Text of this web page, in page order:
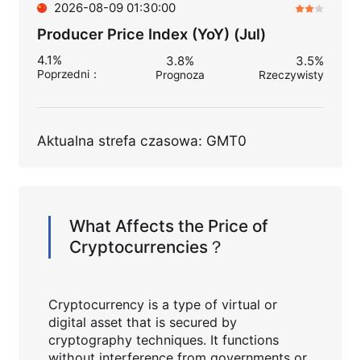
2026-08-09 01:30:00
Producer Price Index (YoY) (Jul)
4.1%
Poprzedni：
3.8%
Prognoza
3.5%
Rzeczywisty
Aktualna strefa czasowa: GMT0
What Affects the Price of
Cryptocurrencies？
Cryptocurrency is a type of virtual or
digital asset that is secured by
cryptography techniques. It functions